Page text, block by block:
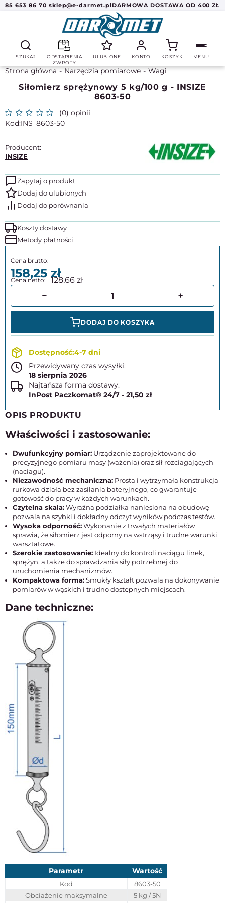
85 653 86 70 sklep@e-darmet.plDARMOWA DOSTAWA OD 400 ZŁ
SZUKAJ
ODSTĄPIENIA
ZWROTY
ULUBIONE KONTO KOSZYK MENU
Strona główna Narzędzia pomiarowe Wagi
Siłomierz sprężynowy 5 kg/100 g - INSIZE
8603-50
(0) opinii
INS_8603-50
Producent:
INSIZE
Zapytaj o produkt
Koszty dostawy
Metody płatności
158,25 128,66
DODAJ DO KOSZYKA
4-7 dni
Przewidywany czas wysyłki:
18 sierpnia 2026
Najtańsza forma dostawy:
InPost Paczkomat® 24/7 - 21,50 zł
OPIS PRODUKTU
Właściwości i zastosowanie:
Dwufunkcyjny pomiar: Urządzenie zaprojektowane do
precyzyjnego pomiaru masy (ważenia) oraz sił rozciągających
(naciągu).
Niezawodność mechaniczna: Prosta i wytrzymała konstrukcja
rurkowa działa bez zasilania bateryjnego, co gwarantuje
gotowość do pracy w każdych warunkach.
Czytelna skala:Wyraźna podziałka naniesiona na obudowę
pozwala na szybki i dokładny odczyt wyników podczas testów.
Wysoka odporność:Wykonanie z trwałych materiałów
sprawia, że siłomierz jest odporny na wstrząsy i trudne warunki
warsztatowe.
Szerokie zastosowanie: Idealny do kontroli naciągu linek,
sprężyn, a także do sprawdzania siły potrzebnej do
uruchomienia mechanizmów.
Kompaktowa forma:Smukły kształt pozwala na dokonywanie
pomiarów w wąskich i trudno dostępnych miejscach.
Dane techniczne:
Parametr Wartość
Kod
8603-50
Obciążenie maksymalne
5 kg / 5N